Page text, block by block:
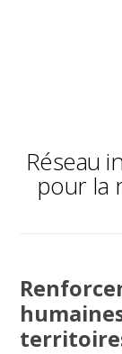
Réseau
pour la